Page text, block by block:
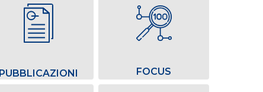
PUBBLICAZIONI FOCUS